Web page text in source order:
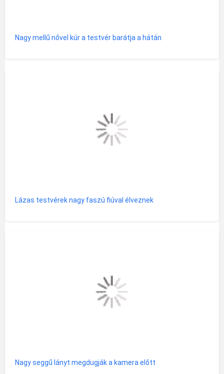
Nagy mellű nővel kúr a testvér barátja a hátán
Lázas testvérek nagy faszú fiúval élveznek
Nagy seggű lányt megdugják a kamera előtt